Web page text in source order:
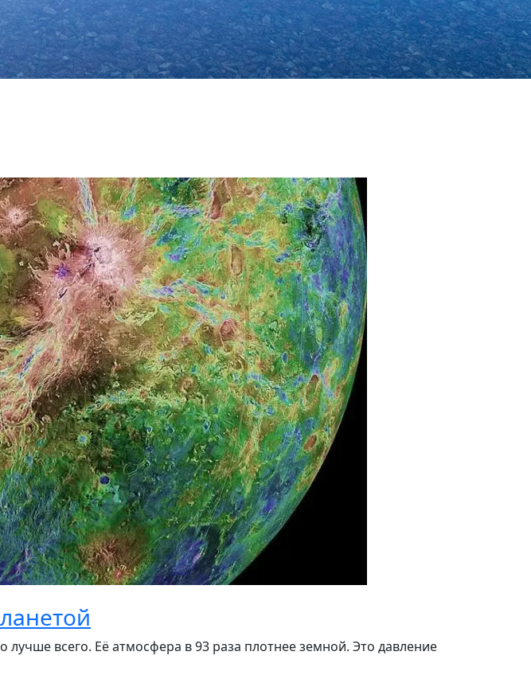
лучше всего. Её атмосфера в 93 раза плотнее земной. Это давление